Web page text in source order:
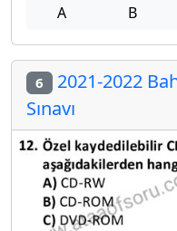
A B
6 2021-2022
Sınavı